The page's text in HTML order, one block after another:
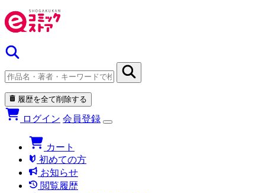
履歴を全て削除する
ログイン 会員登録
カート
初めての方
お知らせ
閲覧履歴